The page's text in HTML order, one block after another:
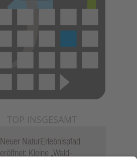
TOP INSGESAMT
Neuer NaturErlebnispfad
eröffnet: Kleine „Wald-